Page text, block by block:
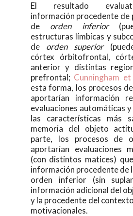
El resultado
información procedente de
de orden inferior
estructuras límbicas y
de orden superior
córtex órbitofrontal,
anterior y distintas
prefrontal; Cunningham
esta forma, los procesos
aportarían información
evaluaciones automáticas
las características más
memoria del objeto
parte, los procesos de
aportarían evaluaciones
(con distintos matices)
información procedente de
orden inferior (sin
información adicional del
y la procedente del
motivacionales.